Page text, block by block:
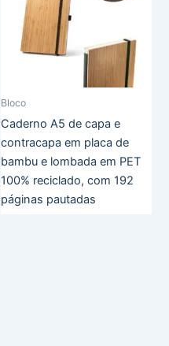
Bloco
Caderno A5 de capa e
contracapa em placa de
bambu e lombada em PET
100% reciclado, com 192
páginas pautadas